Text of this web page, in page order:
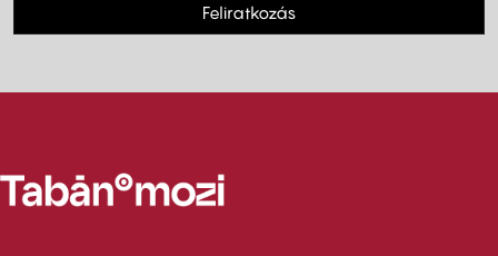
Feliratkozás